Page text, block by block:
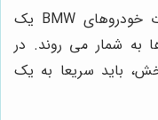
به یاد داشته باشید که کلید و ریموت خودروهای BMW یک
به شمار می روند. در
باید سریعا به یک